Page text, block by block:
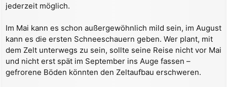
jederzeit möglich.
Im Mai kann es schon außergewöhnlich mild sein, im August
kann es die ersten Schneeschauern geben. Wer plant, mit
dem Zelt unterwegs zu sein, sollte seine Reise nicht vor Mai
und nicht erst spät im September ins Auge fassen –
gefrorene Böden könnten den Zeltaufbau erschweren.